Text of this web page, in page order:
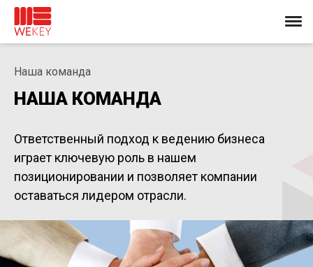
Наша команда
НАША КОМАНДА
Ответственный подход к ведению бизнеса
играет ключевую роль в нашем
позиционировании и позволяет компании
оставаться лидером отрасли.